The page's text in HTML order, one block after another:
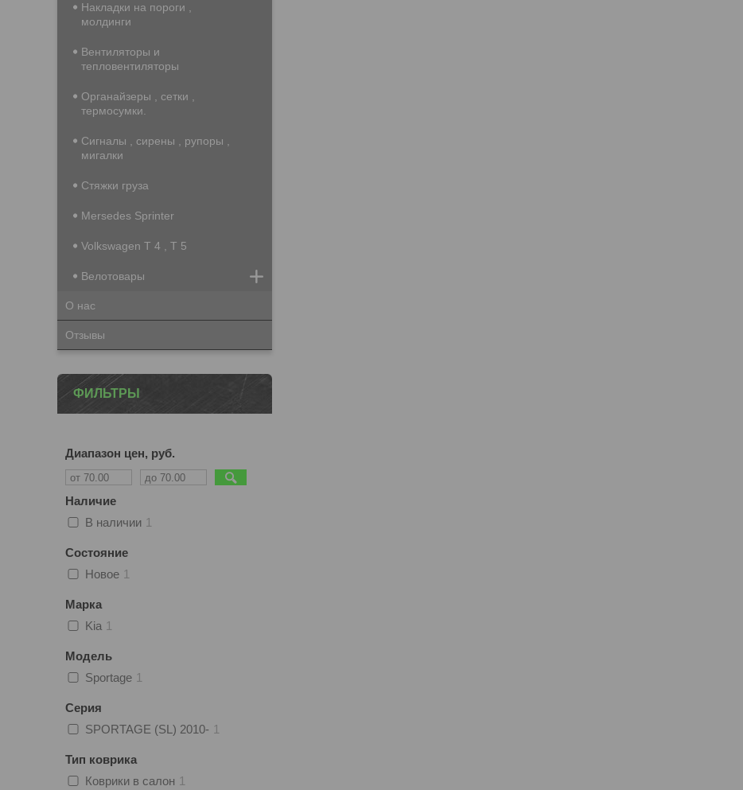
Накладки на пороги ,
молдинги
Вентиляторы и
тепловентиляторы
Органайзеры , сетки ,
термосумки.
Сигналы , сирены , рупоры ,
мигалки
Стяжки груза
Mersedes Sprinter
Volkswagen T 4 , T 5
Велотовары
О нас
Отзывы
ФИЛЬТРЫ
Диапазон цен, руб.
Наличие
В наличии 1
Состояние
Новое 1
Марка
Kia 1
Модель
Sportage 1
Серия
SPORTAGE (SL) 2010- 1
Тип коврика
Коврики в салон 1